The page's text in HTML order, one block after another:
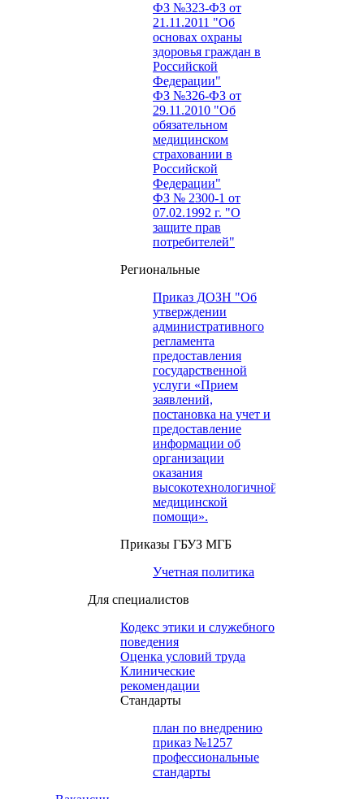
ФЗ №323-ФЗ от
21.11.2011 "Об
основах охраны
здоровья граждан в
Российской
Федерации"
ФЗ №326-ФЗ от
29.11.2010 "Об
обязательном
медицинском
страховании в
Российской
Федерации"
ФЗ № 2300-1 от
07.02.1992 г. "О
защите прав
потребителей"
Региональные
Приказ ДОЗН "Об
утверждении
административного
регламента
предоставления
государственной
услуги «Прием
заявлений,
постановка на учет и
предоставление
информации об
организации
оказания
высокотехнологичной
медицинской
помощи».
Приказы ГБУЗ МГБ
Учетная политика
Для специалистов
Кодекс этики и служебного
поведения
Оценка условий труда
Клинические
рекомендации
Cтандарты
план по внедрению
приказ №1257
профессиональные
стандарты